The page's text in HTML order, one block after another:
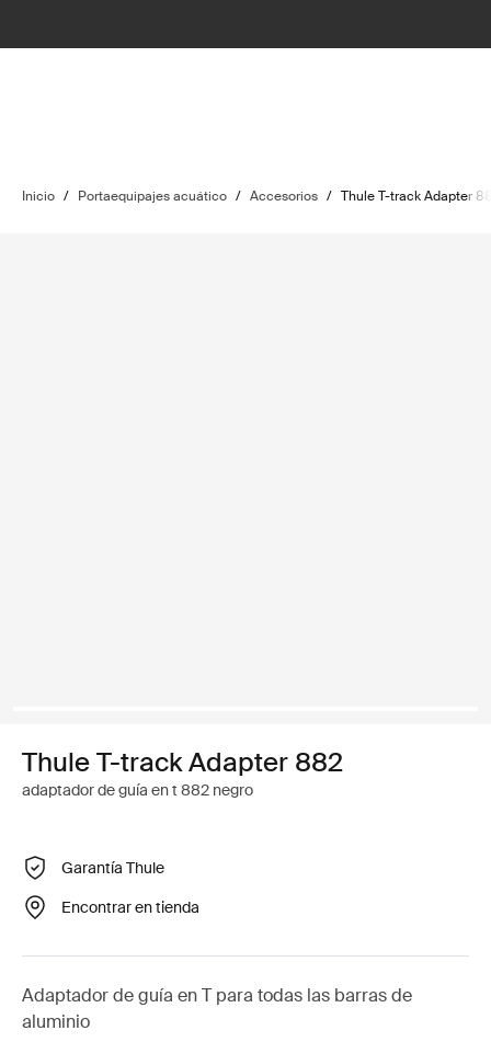
Inicio / Portaequipajes acuático / Accesorios / Thule T-track Adapter
Thule T-track Adapter 882
adaptador de guía en t 882 negro
Garantía Thule
Encontrar en tienda
Adaptador de guía en T para todas las barras de
aluminio